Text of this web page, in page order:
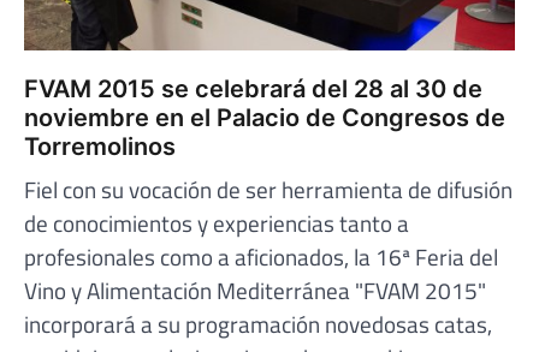
FVAM 2015 se celebrará del 28 al 30 de
noviembre en el Palacio de Congresos de
Torremolinos
Fiel con su vocación de ser herramienta de difusión
de conocimientos y experiencias tanto a
profesionales como a aficionados, la 16ª Feria del
Vino y Alimentación Mediterránea "FVAM 2015"
incorporará a su programación novedosas catas,